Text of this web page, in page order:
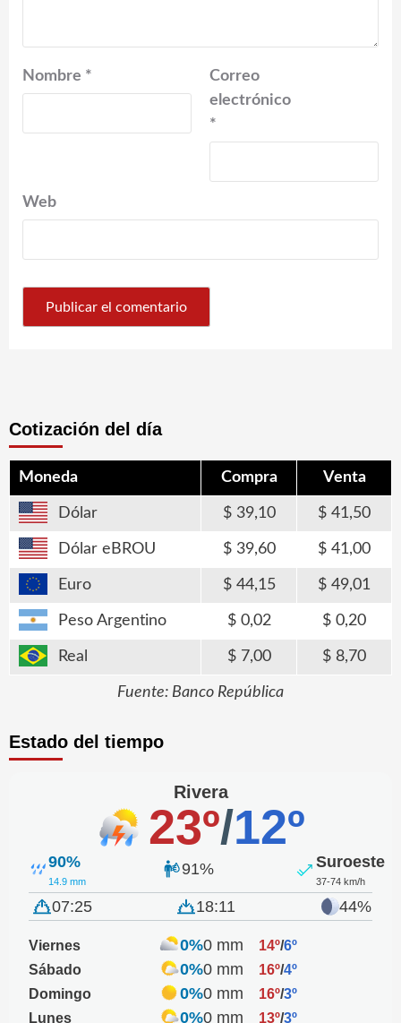
Nombre *
Correo
electrónico
*
Web
Cotización del día
Moneda Compra Venta
Dólar 39,10 41,50
Dólar eBROU 39,60 41,00
Euro 44,15 49,01
Peso Argentino 0,02 0,20
Real 7,00 8,70
Fuente: Banco República
Estado del tiempo
Rivera
23º/12º
90%
14.9 mm
91% Suroeste
37-74 km/h
07:25 18:11 44%
Viernes 0%0 mm 14º/6º
Sábado
0%0 mm 16º/4º
Domingo
0%0 mm 16º/3º
Lunes
0%0 mm 13º/3º